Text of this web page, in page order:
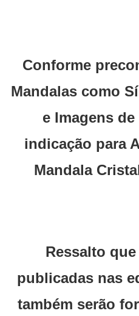
Conforme
Mandalas como
e Imagens
indicação para
Mandala
Ressalto
publicadas nas
também serão